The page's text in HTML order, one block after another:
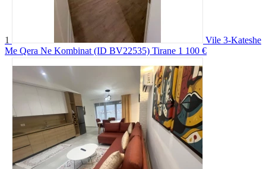
1
Vile 3-Kateshe
Me Qera Ne Kombinat (ID BV22535) Tirane 1 100 €